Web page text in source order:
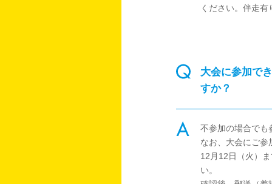
ください。伴走
大会に参加で
すか？
不参加の場合でも
なお、大会にご
12月12日（火）
い。